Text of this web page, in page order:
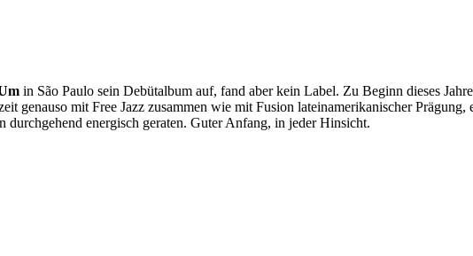
in São Paulo sein Debütalbum auf, fand aber kein Label. Zu Beginn dieses
genauso mit Free Jazz zusammen wie mit Fusion lateinamerikanischer Prägung,
energisch geraten. Guter Anfang, in jeder Hinsicht.